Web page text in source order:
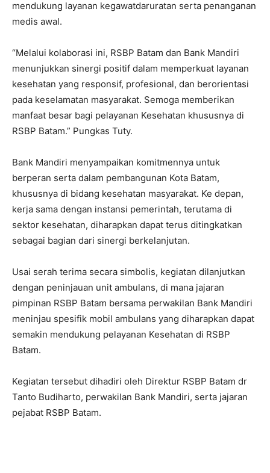
mendukung layanan kegawatdaruratan serta penanganan
medis awal.
“Melalui kolaborasi ini, RSBP Batam dan Bank Mandiri
menunjukkan sinergi positif dalam memperkuat layanan
kesehatan yang responsif, profesional, dan berorientasi
pada keselamatan masyarakat. Semoga memberikan
manfaat besar bagi pelayanan Kesehatan khususnya di
RSBP Batam.” Pungkas Tuty.
Bank Mandiri menyampaikan komitmennya untuk
berperan serta dalam pembangunan Kota Batam,
khususnya di bidang kesehatan masyarakat. Ke depan,
kerja sama dengan instansi pemerintah, terutama di
sektor kesehatan, diharapkan dapat terus ditingkatkan
sebagai bagian dari sinergi berkelanjutan.
Usai serah terima secara simbolis, kegiatan dilanjutkan
dengan peninjauan unit ambulans, di mana jajaran
pimpinan RSBP Batam bersama perwakilan Bank Mandiri
meninjau spesifik mobil ambulans yang diharapkan dapat
semakin mendukung pelayanan Kesehatan di RSBP
Batam.
Kegiatan tersebut dihadiri oleh Direktur RSBP Batam dr
Tanto Budiharto, perwakilan Bank Mandiri, serta jajaran
pejabat RSBP Batam.